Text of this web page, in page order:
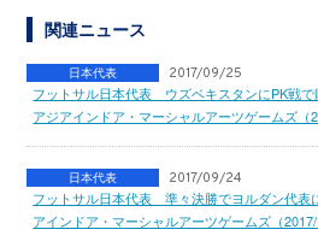
関連ニュース
日本代表 2017/09/25
フットサル日本代表 ウズベキスタンにPK戦で
アジアインドア・マーシャルアーツゲームズ
日本代表 2017/09/24
フットサル日本代表 準々決勝でヨルダン代
アインドア・マーシャルアーツゲームズ（